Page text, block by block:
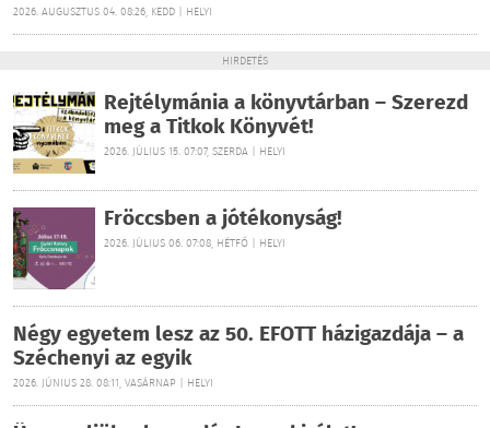
2026. AUGUSZTUS 04. 08:26, KEDD | HELYI
HIRDETÉS
Rejtélymánia a könyvtárban – Szerezd
meg a Titkok Könyvét!
2026. JÚLIUS 15. 07:07, SZERDA | HELYI
Fröccsben a jótékonyság!
2026. JÚLIUS 06. 07:08, HÉTFŐ | HELYI
Négy egyetem lesz az 50. EFOTT házigazdája – a
Széchenyi az egyik
2026. JÚNIUS 28. 08:11, VASÁRNAP | HELYI